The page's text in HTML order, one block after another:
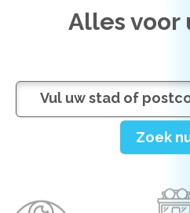
Alles voor
Zoek